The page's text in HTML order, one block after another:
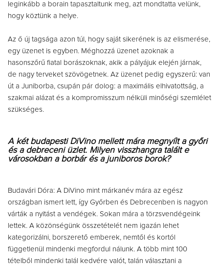
leginkább a borain tapasztaltunk meg, azt mondtatta velünk,
hogy köztünk a helye.
Az ő új tagsága azon túl, hogy saját sikerének is az elismerése,
egy üzenet is egyben. Méghozzá üzenet azoknak a
hasonszőrű fiatal borászoknak, akik a pályájuk elején járnak,
de nagy terveket szövögetnek. Az üzenet pedig egyszerű: van
út a Juniborba, csupán pár dolog: a maximális elhivatottság, a
szakmai alázat és a kompromisszum nélküli minőségi szemlélet
szükséges.
A két budapesti DiVino mellett mára megnyílt a győri
és a debreceni üzlet. Milyen visszhangra talált e
városokban a borbár és a juniboros borok?
Budavári Dóra: A DiVino mint márkanév mára az egész
országban ismert lett, így Győrben és Debrecenben is nagyon
várták a nyitást a vendégek. Sokan mára a törzsvendégeink
lettek. A közönségünk összetételét nem igazán lehet
kategorizálni, borszerető emberek, nemtől és kortól
függetlenül mindenki megfordul nálunk. A több mint 100
tételből mindenki talál kedvére valót, talán választani a